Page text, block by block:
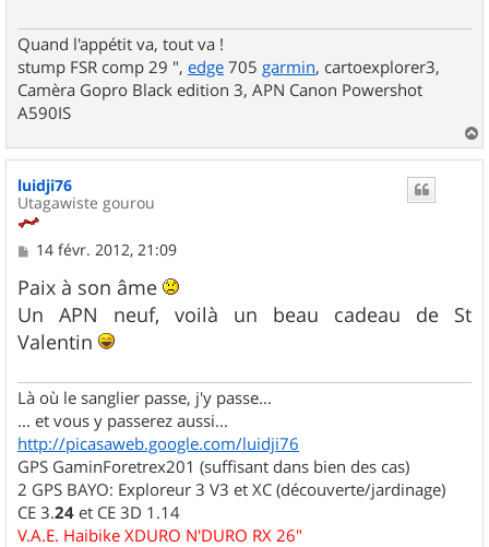
Quand l'appétit va, tout va !
stump FSR comp 29 ", edge 705 garmin, cartoexplorer3,
Camèra Gopro Black edition 3, APN Canon Powershot
A590IS
a
luidji76
Utagawiste gourou
M
s
s
a
g
e
14 févr. 2012, 21:09
Paix à son âme
Un APN neuf, voilà un beau cadeau de St
Valentin
Là où le sanglier passe, j'y passe...
... et vous y passerez aussi...
http://picasaweb.google.com/luidji76
GPS GaminForetrex201 (suffisant dans bien des cas)
2 GPS BAYO: Exploreur 3 V3 et XC (découverte/jardinage)
CE 3.24 et CE 3D 1.14
V.A.E. Haibike XDURO N'DURO RX 26"